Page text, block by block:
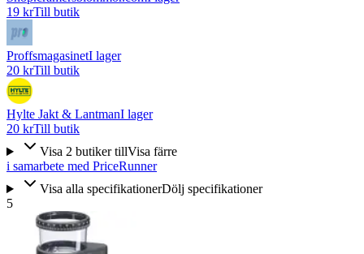
19 krTill butik
ProffsmagasinetI lager
20 krTill butik
Hylte Jakt & LantmanI lager
20 krTill butik
Visa 2 butiker tillVisa färre
i samarbete med PriceRunner
Visa alla specifikationerDölj specifikationer
5